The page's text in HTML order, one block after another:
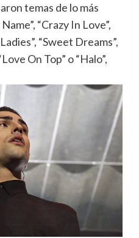
temas de lo más
“Crazy In Love”,
“Sweet Dreams”,
On Top” o “Halo”,